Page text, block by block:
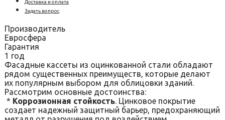
Доставка и оплата
Задать вопрос
Производитель
Евросфера
Гарантия
1 год
Фасадные кассеты из оцинкованной стали обладают
рядом существенных преимуществ, которые делают
их популярным выбором для облицовки зданий.
Рассмотрим основные достоинства:
* Коррозионная стойкость. Цинковое покрытие
создает надежный защитный барьер, предохраняющий